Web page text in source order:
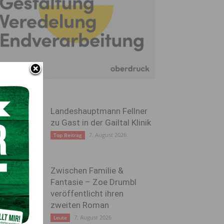
Landeshauptmann Fellner
zu Gast in der Gailtal Klinik
Top Beitrag 7. August 2026
Zwischen Familie &
Fantasie – Zoe Drumbl
veröffentlicht ihren
zweiten Roman
Leute 7. August 2026